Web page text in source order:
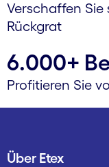
Verschaffen Sie
Rückgrat
6.000+
Profitieren Sie
Über Etex